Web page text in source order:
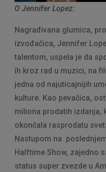
O Jennifer Lopez:
Nagrađivana glumica,
izvođačica, Jennifer
talentom, uspela je da
ih kroz rad u muzici, na
jedna od najuticajnijih
kulture. Kao pevačica,
miliona prodatih izdanja,
okončala rasprodatu
Nastupom na
Halftime Show, zajedno
status super zvezde u